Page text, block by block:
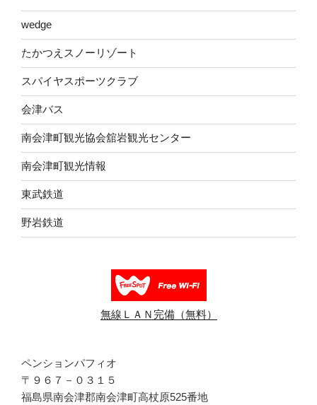
wed​ge
たかつえスノーリゾート
スパイヤスポーツクラブ
会津バス
南会津町観光協会舘岩観光センター
南会津町観光情報
東武鉄道
野岩鉄道
無線ＬＡＮ完備（無料）
ペンションパフィオ
〒９６７－０３１５
福島県南会津郡南会津町高杖原525番地